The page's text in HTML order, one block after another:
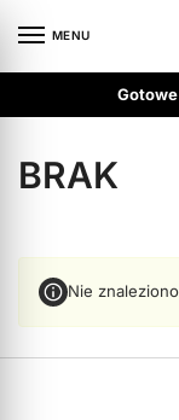
MENU
BRAK
Nie